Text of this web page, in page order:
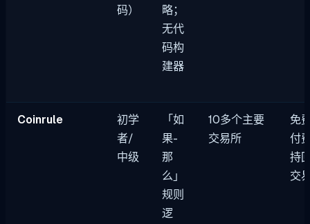
码）
略；
无代
码构
建器
Coinrule
初学
者/
中级
「如
果-
那
么」
规则
逻
10多个主要
交易所
免
付
持
交